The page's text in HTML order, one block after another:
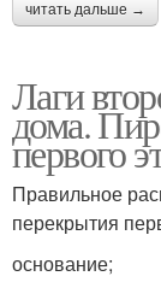
читать дальше →
Лаги
дома.
первого
Правильное
перекрытия
основание;